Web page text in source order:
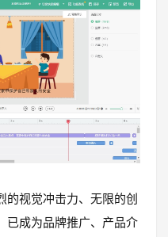
的视觉冲击力、无限的创
已成为品牌推广、产品介